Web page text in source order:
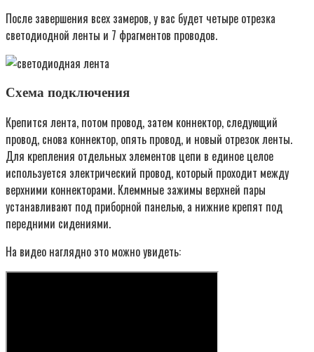
После завершения всех замеров, у вас будет четыре отрезка
светодиодной ленты и 7 фрагментов проводов.
Схема подключения
Крепится лента, потом провод, затем коннектор, следующий
провод, снова коннектор, опять провод, и новый отрезок ленты.
Для крепления отдельных элементов цепи в единое целое
используется электрический провод, который проходит между
верхними коннекторами. Клеммные зажимы верхней пары
устанавливают под приборной панелью, а нижние крепят под
передними сидениями.
На видео наглядно это можно увидеть: